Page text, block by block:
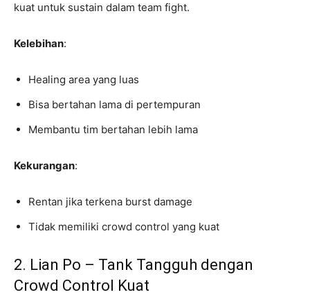
kuat untuk sustain dalam team fight.
Kelebihan:
Healing area yang luas
Bisa bertahan lama di pertempuran
Membantu tim bertahan lebih lama
Kekurangan:
Rentan jika terkena burst damage
Tidak memiliki crowd control yang kuat
2. Lian Po – Tank Tangguh dengan
Crowd Control Kuat